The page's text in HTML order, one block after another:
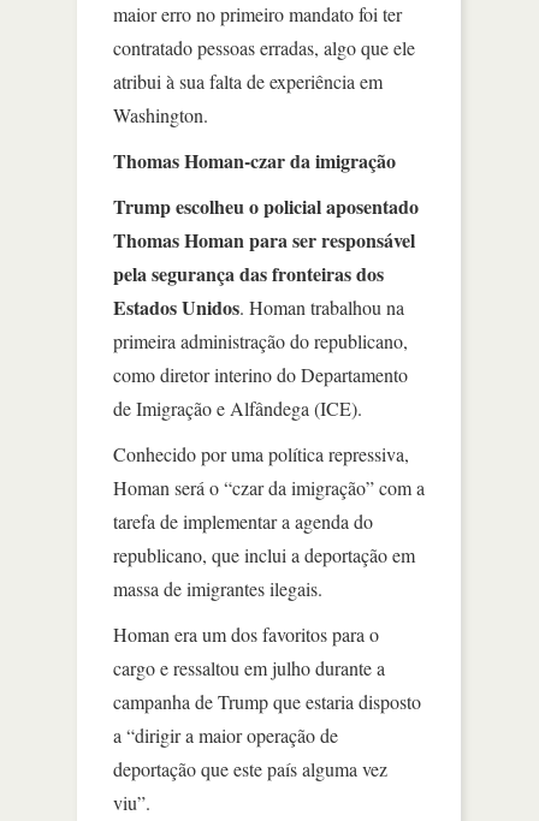
maior erro no primeiro mandato foi ter
contratado pessoas erradas, algo que ele
atribui à sua falta de experiência em
Washington.
Thomas Homan-czar da imigração
Trump escolheu o policial aposentado
Thomas Homan para ser responsável
pela segurança das fronteiras dos
Estados Unidos. Homan trabalhou na
primeira administração do republicano,
como diretor interino do Departamento
de Imigração e Alfândega (ICE).
Conhecido por uma política repressiva,
Homan será o “czar da imigração” com a
tarefa de implementar a agenda do
republicano, que inclui a deportação em
massa de imigrantes ilegais.
Homan era um dos favoritos para o
cargo e ressaltou em julho durante a
campanha de Trump que estaria disposto
a “dirigir a maior operação de
deportação que este país alguma vez
viu”.